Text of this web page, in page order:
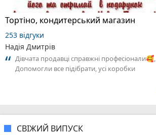
Тортіно, кондитерський магазин
253 відгуки
Надія Дмитрів
Дівчата продавці справжні професіонали🥰,
Допомогли все підібрати, усі коробки
СВІЖИЙ ВИПУСК